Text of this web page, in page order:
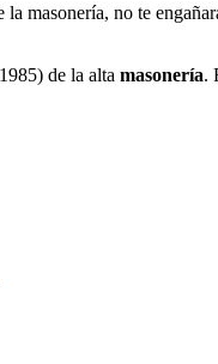
la masonería, no te
de la alta masonería.